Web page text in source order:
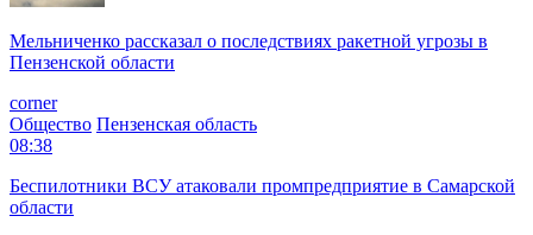
Мельниченко рассказал о последствиях ракетной угрозы в
Пензенской области
corner
Общество Пензенская область
08:38
Беспилотники ВСУ атаковали промпредприятие в Самарской
области